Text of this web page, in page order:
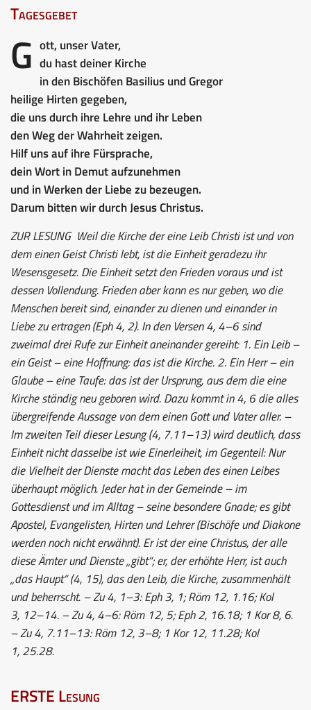
Tagesgebet
G ott, unser Vater,
du hast deiner Kirche
in den Bischöfen Basilius und Gregor
heilige Hirten gegeben,
die uns durch ihre Lehre und ihr Leben
den Weg der Wahrheit zeigen.
Hilf uns auf ihre Fürsprache,
dein Wort in Demut aufzunehmen
und in Werken der Liebe zu bezeugen.
Darum bitten wir durch Jesus Christus.
ZUR LESUNGWeil die Kirche der eine Leib Christi ist und von
dem einen Geist Christi lebt, ist die Einheit geradezu ihr
Wesensgesetz. Die Einheit setzt den Frieden voraus und ist
dessen Vollendung. Frieden aber kann es nur geben, wo die
Menschen bereit sind, einander zu dienen und einander in
Liebe zu ertragen (Eph 4, 2). In den Versen 4, 4–6 sind
zweimal drei Rufe zur Einheit aneinander gereiht: 1. Ein Leib –
ein Geist – eine Hoffnung: das ist die Kirche. 2. Ein Herr – ein
Glaube – eine Taufe: das ist der Ursprung, aus dem die eine
Kirche ständig neu geboren wird. Dazu kommt in 4, 6 die alles
übergreifende Aussage von dem einen Gott und Vater aller. –
Im zweiten Teil dieser Lesung (4, 7.11–13) wird deutlich, dass
Einheit nicht dasselbe ist wie Einerleiheit, im Gegenteil: Nur
die Vielheit der Dienste macht das Leben des einen Leibes
überhaupt möglich. Jeder hat in der Gemeinde – im
Gottesdienst und im Alltag – seine besondere Gnade; es gibt
Apostel, Evangelisten, Hirten und Lehrer (Bischöfe und Diakone
werden noch nicht erwähnt). Er ist der eine Christus, der alle
diese Ämter und Dienste „gibt“; er, der erhöhte Herr, ist auch
„das Haupt“ (4, 15), das den Leib, die Kirche, zusammenhält
und beherrscht. – Zu 4, 1–3: Eph 3, 1; Röm 12, 1.16; Kol
3, 12–14. – Zu 4, 4–6: Röm 12, 5; Eph 2, 16.18; 1 Kor 8, 6.
– Zu 4, 7.11–13: Röm 12, 3–8; 1 Kor 12, 11.28; Kol
1, 25.28.
ERSTE Lesung